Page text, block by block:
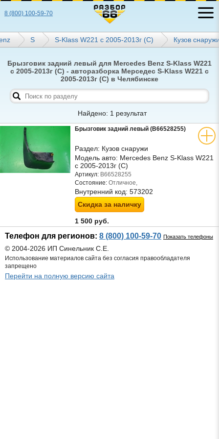
8 (800) 100-59-70
S S-Klass W221 с 2005-2013г (С) Кузов
Брызговик задний левый для Mercedes Benz S-Klass W221
с 2005-2013г (С) - авторазборка Мерседес S-Klass W221 с
2005-2013г (С) в Челябинске
Найдено: 1 результат
Брызговик задний левый (B66528255)
Раздел: Кузов снаружи
Модель авто: Mercedes Benz S-Klass W221
с 2005-2013г (С)
Артикул: B66528255
Состояние: Отличное,
Внутренний код: 573202
Скидка за наличку
1 500 руб.
Телефон для регионов: 8 (800) 100-59-70 Показать телефоны
© 2004-2026 ИП Синельник С.Е.
Использование материалов сайта без согласия правообладателя
запрещено
Перейти на полную версию сайта